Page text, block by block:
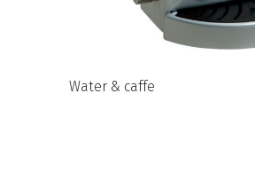
Water & caffe